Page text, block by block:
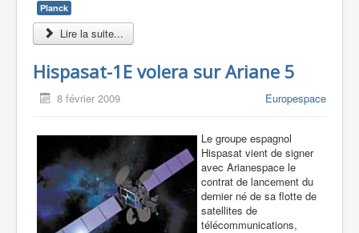
Planck
Lire la suite...
Hispasat-1E volera sur Ariane 5
8 février 2009 Europespace
Le groupe espagnol
Hispasat vient de signer
avec Arianespace le
contrat de lancement du
dernier né de sa flotte de
satellites de
télécommunications,